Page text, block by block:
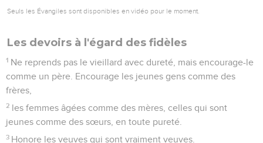
Seuls les Évangiles sont disponibles en vidéo pour le moment.
Les devoirs à l'égard des fidèles
1 Ne reprends pas le vieillard avec dureté, mais encourage-le
comme un père. Encourage les jeunes gens comme des
frères,
2 les femmes âgées comme des mères, celles qui sont
jeunes comme des sœurs, en toute pureté.
3 Honore les veuves qui sont vraiment veuves.